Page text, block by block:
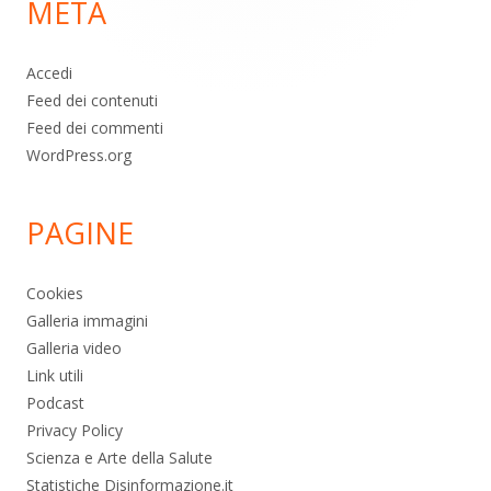
pagina
META
Accedi
Feed dei contenuti
Feed dei commenti
WordPress.org
PAGINE
Cookies
Galleria immagini
Galleria video
Link utili
Podcast
Privacy Policy
Scienza e Arte della Salute
Statistiche Disinformazione.it